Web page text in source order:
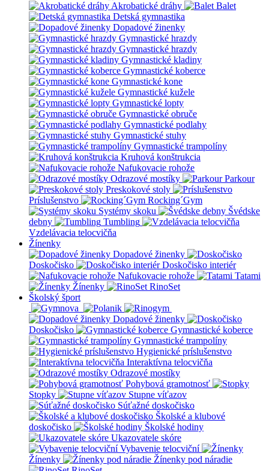
Akrobatické dráhy
Balet
Detská gymnastika
Dopadové žinenky
Gymnastické hrazdy
Gymnastické hrazdy
Gymnastické kladiny
Gymnastické koberce
Gymnastické kone
Gymnastické kužele
Gymnastické lopty
Gymnastické obruče
Gymnastické podlahy
Gymnastické stuhy
Gymnastické trampolíny
Kruhová konštrukcia
Nafukovacie rohože
Odrazové mostíky
Parkour
Preskokové stoly
Príslušenstvo
Rocking´Gym
Systémy skoku
Švédske
debny
Tumbling
Vzdelávacia telocvičňa
Žínenky
Dopadové žinenky
Doskočisko
Doskočisko interiér
Nafukovacie rohože
Tatami
Žínenky
RinoSet
Školský šport
Dopadové žinenky
Doskočisko
Gymnastické koberce
Gymnastické trampolíny
Hygienické príslušenstvo
Interaktívna telocvičňa
Odrazové mostíky
Pohybová gramotnosť
Stopky
Stupne víťazov
Súťažné doskočisko
Školské a klubové
doskočisko
Školské hodiny
Ukazovatele skóre
Vybavenie telocviční
Žínenky
Žínenky pod náradie